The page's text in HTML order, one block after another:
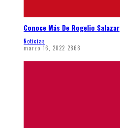
Conoce Más De Rogelio Salazar
Noticias
marzo 16, 2022 2868